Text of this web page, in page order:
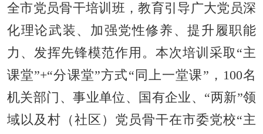
全市党员骨干培训班，教育引导广大党员深
化理论武装、加强党性修养、提升履职能
力、发挥先锋模范作用。本次培训采取“主
课堂”+“分课堂”方式“同上一堂课”，100名
机关部门、事业单位、国有企业、“两新”领
域以及村（社区）党员骨干在市委党校“主